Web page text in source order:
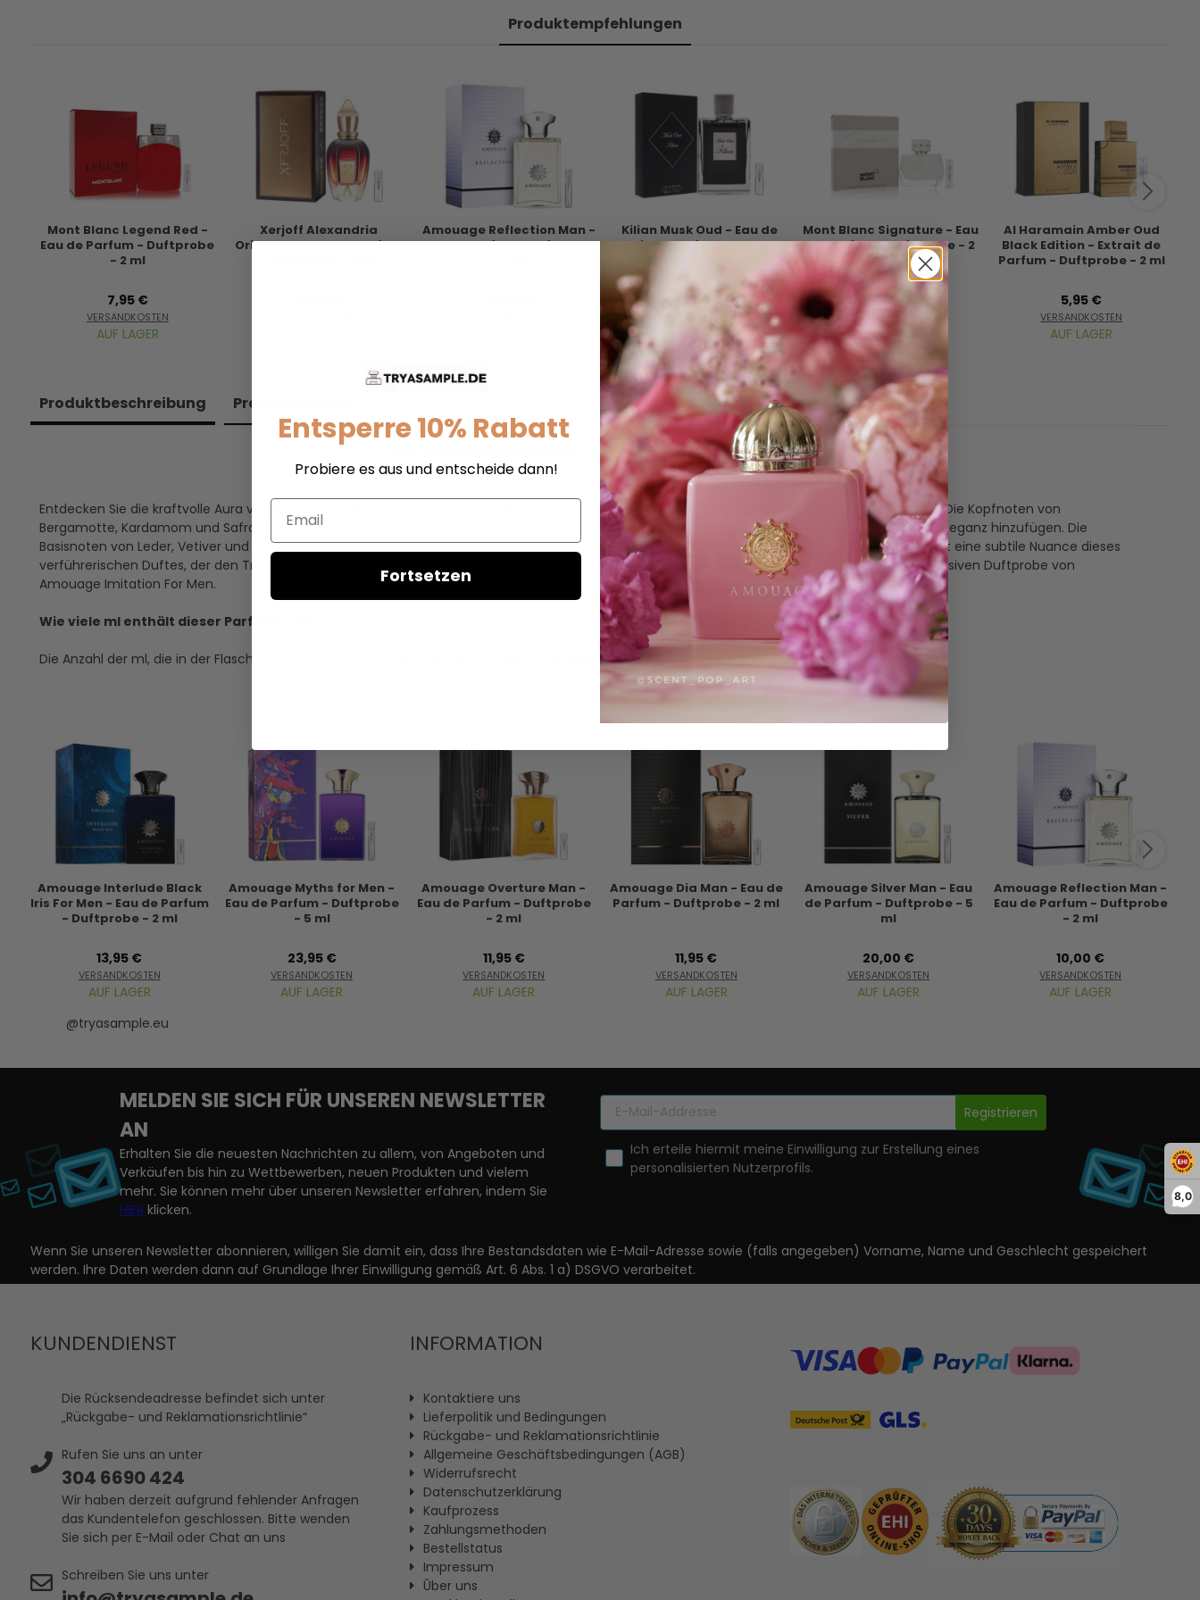
8,0
Produktempfehlungen
Mont Blanc Legend Red -
Eau de Parfum - Duftprobe
- 2 ml
7,95 €
VERSANDKOSTEN
AUF LAGER
Xerjoff Alexandria
Orientale - Eau de Parfum
Amouage Reflection Man -
Eau de Parfum - Duftprobe
Kilian Musk Oud - Eau de
Parfum - Duftprobe - 2 ml
16,95 €
VERSANDKOSTEN
AUF LAGER
Mont Blanc Signature - Eau
de Parfum - Duftprobe - 2
ml
7,95 €
VERSANDKOSTEN
AUF LAGER
Al Haramain Amber Oud
Black Edition - Extrait de
Parfum - Duftprobe - 2 ml
5,95 €
VERSANDKOSTEN
AUF LAGER
Produkt­beschreibung Produkt­zutaten
Amouage Imitation For Men - Eau de Parfum - Duftprobe
Entdecken Sie die kraftvolle Aura von Amouage Imitation For Men - ein raffiniertes Eau de Parfum, das die Essenz von Eleganz und Stil verkörpert. Die Kopfnoten von
Bergamotte, Kardamom und Safran eröffnen ein würziges und erfrischendes Erlebnis, während die Herznoten von Iris und Veilchen eine blumige Eleganz hinzufügen. Die
Basisnoten von Leder, Vetiver und Tonkabohne verleihen dem Duft eine maskuline und sinnliche Tiefe, die unverkennbar ist. Jeder Spritzer enthüllt eine subtile Nuance dieses
verführerischen Duftes, der den Träger mit Selbstbewusstsein und Charisma umhüllt. Tauchen Sie ein in die Welt der Raffinesse mit unserer exklusiven Duftprobe von
Amouage Imitation For Men.
Wie viele ml enthält dieser Parfümtester?
Die Anzahl der ml, die in der Flasche enthalten sind, ist im Produktnamen oben angegeben.
Amouage Interlude Black
Iris For Men - Eau de Parfum
- Duftprobe - 2 ml
13,95 €
VERSANDKOSTEN
AUF LAGER
Amouage Myths for Men -
Eau de Parfum - Duftprobe
- 5 ml
23,95 €
VERSANDKOSTEN
AUF LAGER
Amouage Overture Man -
Eau de Parfum - Duftprobe
- 2 ml
11,95 €
VERSANDKOSTEN
AUF LAGER
Amouage Dia Man - Eau de
Parfum - Duftprobe - 2 ml
11,95 €
VERSANDKOSTEN
AUF LAGER
Amouage Silver Man - Eau
de Parfum - Duftprobe - 5
ml
20,00 €
VERSANDKOSTEN
AUF LAGER
Amouage Reflection Man -
Eau de Parfum - Duftprobe
- 2 ml
10,00 €
VERSANDKOSTEN
AUF LAGER
@tryasample.eu
MELDEN SIE SICH FÜR UNSEREN NEWSLETTER
AN
Erhalten Sie die neuesten Nachrichten zu allem, von Angeboten und
Verkäufen bis hin zu Wettbewerben, neuen Produkten und vielem
mehr. Sie können mehr über unseren Newsletter erfahren, indem Sie
HIER klicken.
Registrieren
Ich erteile hiermit meine Einwilligung zur Erstellung eines
personalisierten Nutzerprofils.
Wenn Sie unseren Newsletter abonnieren, willigen Sie damit ein, dass Ihre Bestandsdaten wie E-Mail-Adresse sowie (falls angegeben) Vorname, Name und Geschlecht gespeichert
werden. Ihre Daten werden dann auf Grundlage Ihrer Einwilligung gemäß Art. 6 Abs. 1 a) DSGVO verarbeitet.
KUNDENDIENST
Die Rücksendeadresse befindet sich unter
„Rückgabe- und Reklamationsrichtlinie“
Rufen Sie uns an unter
304 6690 424
Wir haben derzeit aufgrund fehlender Anfragen
das Kundentelefon geschlossen. Bitte wenden
Sie sich per E-Mail oder Chat an uns
Schreiben Sie uns unter
INFORMATION
Kontaktiere uns
Lieferpolitik und Bedingungen
Rückgabe- und Reklamationsrichtlinie
Allgemeine Geschäftsbedingungen (AGB)
Widerrufsrecht
Datenschutzerklärung
Kaufprozess
Zahlungsmethoden
Bestellstatus
Impressum
Ûber uns
Entsperre 10% Rabatt
Probiere es aus und entscheide dann!
Email
Fortsetzen